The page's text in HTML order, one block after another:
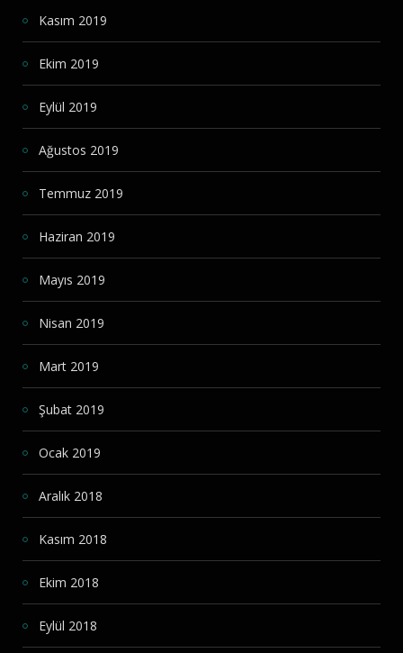
Kasım 2019
Ekim 2019
Eylül 2019
Ağustos 2019
Temmuz 2019
Haziran 2019
Mayıs 2019
Nisan 2019
Mart 2019
Şubat 2019
Ocak 2019
Aralık 2018
Kasım 2018
Ekim 2018
Eylül 2018